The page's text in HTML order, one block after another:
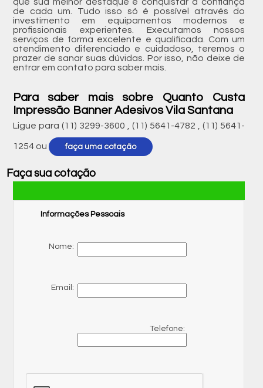
de cada um. Tudo isso só é possível através do
investimento em equipamentos modernos e
profissionais experientes. Executamos nossos
serviços de forma excelente e qualificada. Com um
atendimento diferenciado e cuidadoso, teremos o
prazer de sanar suas dúvidas. Por isso, não deixe de
entrar em contato para saber mais.
Para saber mais sobre Quanto Custa
Impressão Banner Adesivos Vila Santana
Ligue para (11) 3299-3600 ,(11) 5641-4782 ,(11) 5641-
1254 ou faça uma cotação
Faça sua cotação
Informações Pessoais
Nome:
Email:
Telefone: